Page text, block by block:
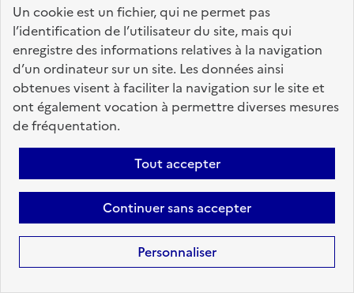
Un cookie est un fichier, qui ne permet pas
l’identification de l’utilisateur du site, mais qui
enregistre des informations relatives à la navigation
d’un ordinateur sur un site. Les données ainsi
obtenues visent à faciliter la navigation sur le site et
ont également vocation à permettre diverses mesures
de fréquentation.
Tout accepter
Continuer sans accepter
Personnaliser
En ligne depuis le 28 juillet 2026
Ajouter aux favoris : concierge d'un centre sportif et
Précédent
200 Suivant
Aller à la page